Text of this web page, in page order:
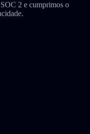
2 e cumprimos o